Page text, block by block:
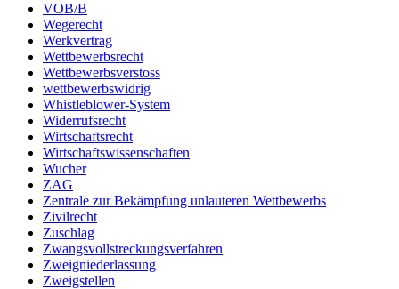
VOB/B
Wegerecht
Werkvertrag
Wettbewerbsrecht
Wettbewerbsverstoss
wettbewerbswidrig
Whistleblower-System
Widerrufsrecht
Wirtschaftsrecht
Wirtschaftswissenschaften
Wucher
ZAG
Zentrale zur Bekämpfung unlauteren Wettbewerbs
Zivilrecht
Zuschlag
Zwangsvollstreckungsverfahren
Zweigniederlassung
Zweigstellen